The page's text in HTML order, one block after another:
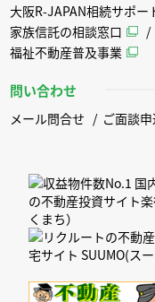
大阪R-JAPAN相続サポー
家族信託の相談窓口
福祉不動産普及事業
問い合わせ
メール問合せ ご面談